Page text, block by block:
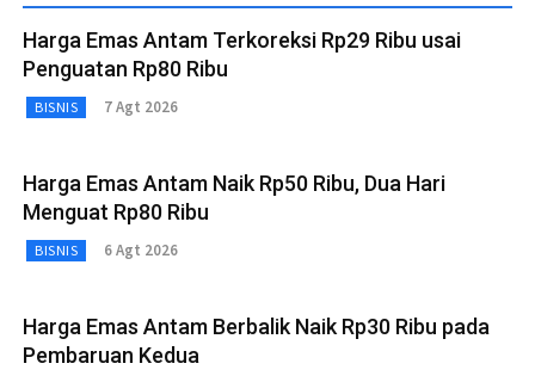
Harga Emas Antam Terkoreksi Rp29 Ribu usai
Penguatan Rp80 Ribu
BISNIS 7 Agt 2026
Harga Emas Antam Naik Rp50 Ribu, Dua Hari
Menguat Rp80 Ribu
BISNIS 6 Agt 2026
Harga Emas Antam Berbalik Naik Rp30 Ribu pada
Pembaruan Kedua